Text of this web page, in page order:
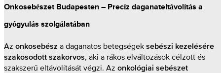
Onkosebészet Budapesten – Precíz daganateltávolítás a
gyógyulás szolgálatában
Az onkosebész a daganatos betegségek sebészi kezelésére
szakosodott szakorvos, aki a rákos elváltozások célzott és
szakszerű eltávolítását végzi. Az onkológiai sebészet